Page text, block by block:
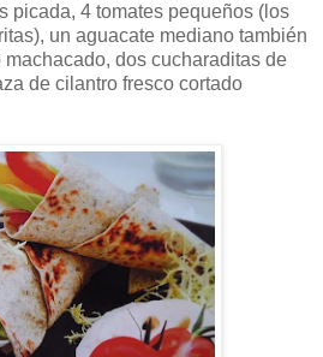
picada, 4 tomates pequeños (los
un aguacate mediano también
dos cucharaditas de
de cilantro fresco cortado